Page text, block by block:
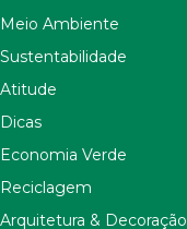
Meio Ambiente
Sustentabilidade
Atitude
Dicas
Economia Verde
Reciclagem
Arquitetura & Decoração